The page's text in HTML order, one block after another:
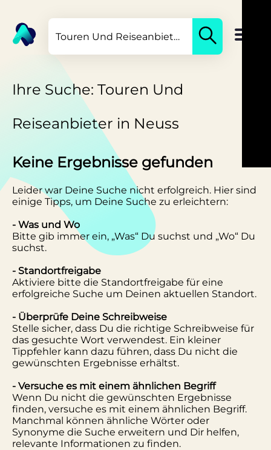
Ihre Suche: Touren Und
Reiseanbieter in Neuss
Keine Ergebnisse gefunden
Leider war Deine Suche nicht erfolgreich. Hier sind
einige Tipps, um Deine Suche zu erleichtern:
- Was und Wo
Bitte gib immer ein, „Was“ Du suchst und „Wo“ Du
suchst.
- Standortfreigabe
Aktiviere bitte die Standortfreigabe für eine
erfolgreiche Suche um Deinen aktuellen Standort.
- Überprüfe Deine Schreibweise
Stelle sicher, dass Du die richtige Schreibweise für
das gesuchte Wort verwendest. Ein kleiner
Tippfehler kann dazu führen, dass Du nicht die
gewünschten Ergebnisse erhältst.
- Versuche es mit einem ähnlichen Begriff
Wenn Du nicht die gewünschten Ergebnisse
finden, versuche es mit einem ähnlichen Begriff.
Manchmal können ähnliche Wörter oder
Synonyme die Suche erweitern und Dir helfen,
relevante Informationen zu finden.